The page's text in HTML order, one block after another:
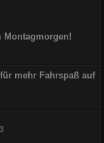
Montagmorgen!
mehr Fahrspaß auf